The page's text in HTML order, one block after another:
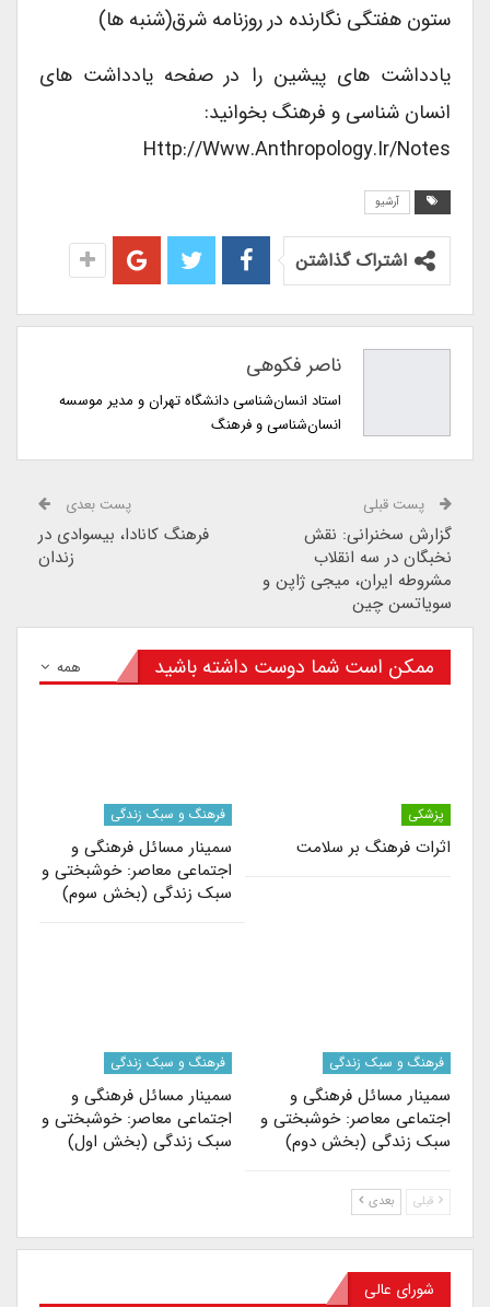
ستون هفتگی نگارنده در روزنامه شرق(شنبه ها)
یادداشت های پیشین را در صفحه یادداشت های
انسان شناسی و فرهنگ بخوانید:
Http://www.anthropology.ir/notes
آرشیو
اشتراک گذاشتن
ناصر فکوهی
استاد انسان‌شناسی دانشگاه تهران و مدیر موسسه
انسان‌شناسی و فرهنگ
پست قبلی
گزارش سخنرانی: نقش
نخبگان در سه انقلاب
مشروطه ایران، میجی ژاپن و
سویاتسن چین
پست بعدی
فرهنگ کانادا، بیسوادی در
زندان
همه ممکن است شما دوست داشته باشید
پزشکی
اثرات فرهنگ بر سلامت
فرهنگ و سبک زندگی
سمینار مسائل فرهنگی و
اجتماعی معاصر: خوشبختی و
سبک زندگی (بخش سوم)
فرهنگ و سبک زندگی
سمینار مسائل فرهنگی و
اجتماعی معاصر: خوشبختی و
سبک زندگی (بخش دوم)
فرهنگ و سبک زندگی
سمینار مسائل فرهنگی و
اجتماعی معاصر: خوشبختی و
سبک زندگی (بخش اول)
قبلی بعدی
شورای عالی